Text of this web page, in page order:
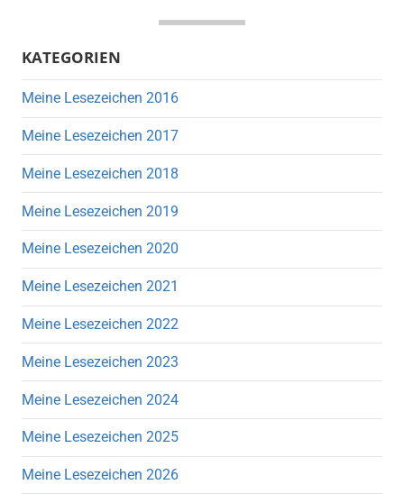
KATEGORIEN
Meine Lesezeichen 2016
Meine Lesezeichen 2017
Meine Lesezeichen 2018
Meine Lesezeichen 2019
Meine Lesezeichen 2020
Meine Lesezeichen 2021
Meine Lesezeichen 2022
Meine Lesezeichen 2023
Meine Lesezeichen 2024
Meine Lesezeichen 2025
Meine Lesezeichen 2026